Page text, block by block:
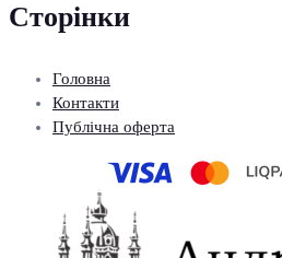
Сторінки
Головна
Контакти
Публічна оферта